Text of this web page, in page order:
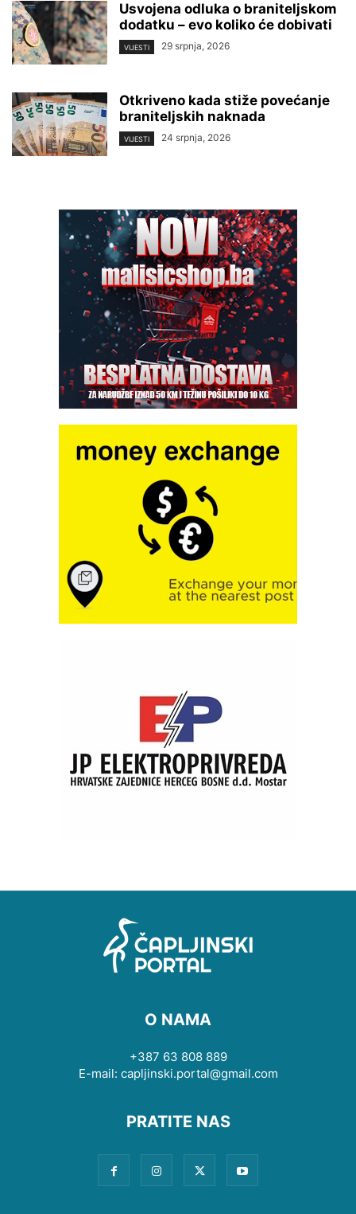
Usvojena odluka o braniteljskom
dodatku – evo koliko će dobivati
VIJESTI 29 srpnja, 2026
Otkriveno kada stiže povećanje
braniteljskih naknada
VIJESTI 24 srpnja, 2026
O NAMA
+387 63 808 889
E-mail: capljinski.portal@gmail.com
PRATITE NAS